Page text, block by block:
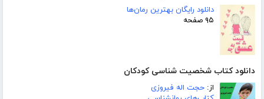
دانلود رایگان بهترین رمان‌ها
۹۵ صفحه
دانلود کتاب شخصیت شناسی کودکان
از: حجت اله فیروزی